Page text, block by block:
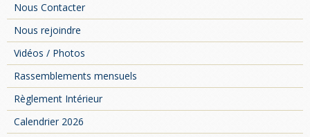
Nous Contacter
Nous rejoindre
Vidéos / Photos
Rassemblements mensuels
Règlement Intérieur
Calendrier 2026